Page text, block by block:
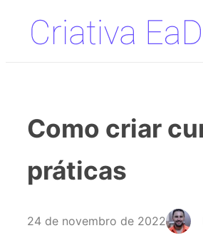
Pular
para
Como criar
práticas
24 de novembro de 2022